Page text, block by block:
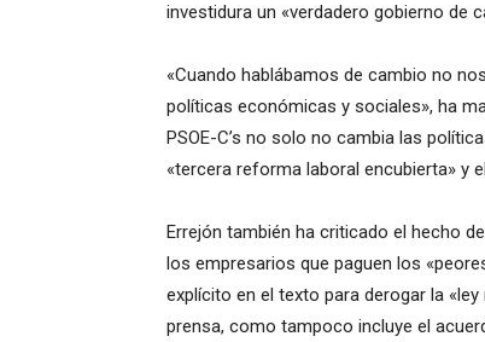
investidura un «verdadero gobierno de
«Cuando hablábamos de cambio no
políticas económicas y sociales», ha
PSOE-C’s no solo no cambia las
«tercera reforma laboral encubierta» y
Errejón también ha criticado el hecho
los empresarios que paguen los
explícito en el texto para derogar la
prensa, como tampoco incluye el